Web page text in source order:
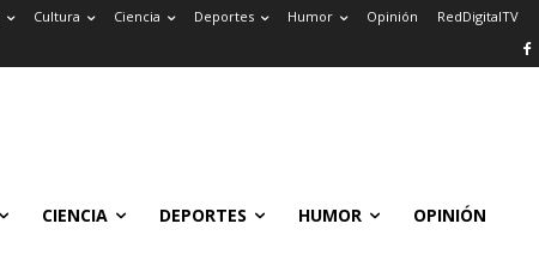
Cultura Ciencia Deportes Humor Opinión RedDigitalTV
CIENCIA DEPORTES HUMOR OPINIÓN